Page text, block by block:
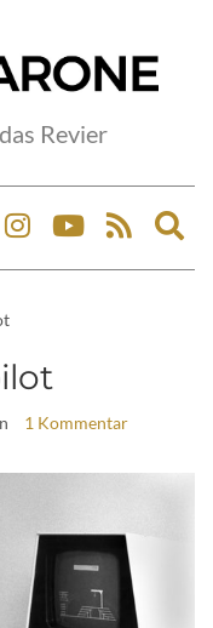
Revier
1 Kommentar